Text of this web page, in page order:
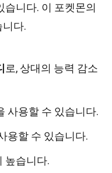
습니다. 이 포켓몬의
다.
로, 상대의 능력 감소
사용할 수 있습니다.
용할 수 있습니다.
높습니다.